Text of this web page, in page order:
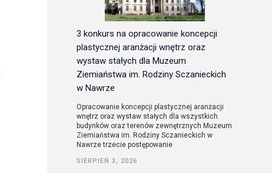
3 konkurs na opracowanie koncepcji
plastycznej aranżacji wnętrz oraz
wystaw stałych dla Muzeum
Ziemiaństwa im. Rodziny Sczanieckich
w Nawrze
Opracowanie koncepcji plastycznej aranżacji
wnętrz oraz wystaw stałych dla wszystkich
budynków oraz terenów zewnętrznych Muzeum
Ziemiaństwa im. Rodziny Sczanieckich w
Nawrze trzecie postępowanie
SIERPIEŃ 3, 2026